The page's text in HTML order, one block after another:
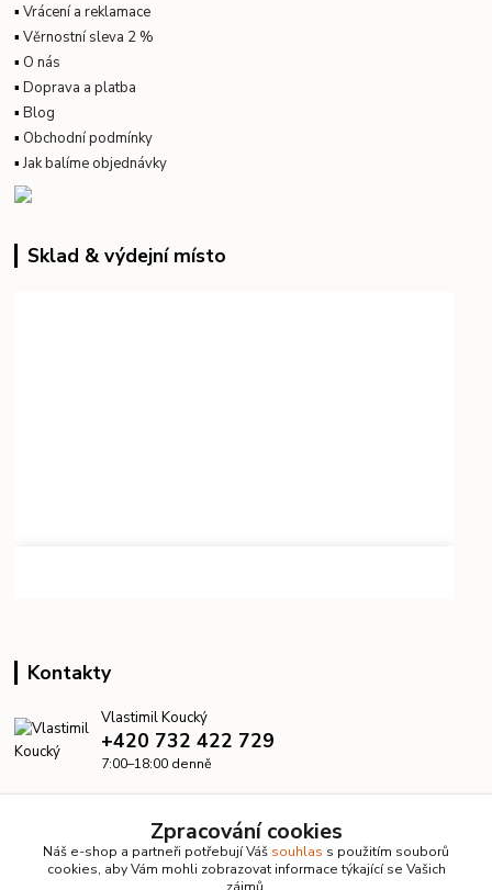
▪Vrácení a reklamace
▪Věrnostní sleva 2 %
▪ O nás
▪Doprava a platba
▪Blog
▪ Obchodní podmínky
▪Jak balíme objednávky
Sklad & výdejní místo
Kontakty
Vlastimil Koucký
+420 732 422 729
7:00–18:00 denně
Zpracování cookies
Náš e-shop a partneři potřebují Váš souhlas s použitím souborů
cookies, aby Vám mohli zobrazovat informace týkající se Vašich
zájmů.